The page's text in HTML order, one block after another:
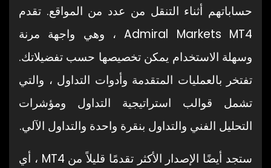
حساباتهم أثناء التنقل من عدد من المواقع. تقدم
Admiral Markets MT4 ، وهي واجهة مرنة
وسهلة الاستخدام يمكن تخصيصها حسب تفضيلاتك.
تفتخر بالعمليات المتقدمة وأدوات التداول ، والتي
تشمل قوالب استراتيجية التداول ومؤشرات
التحليل الفني والتداول بنقرة واحدة والتداول الآلي.
ستجد أيضًا الإصدار الأكثر تقدمًا قليلاً من MT4 ، أي